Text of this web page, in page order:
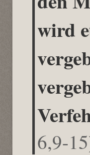
wird
6,9-15